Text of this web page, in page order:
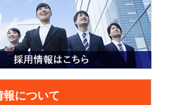
[坪数] 11坪
[賃料] @3,000 円/坪～
@8,000
円/坪
[募集階] 3階
@8,001
円/坪～
@12,000 円/坪
[募集階] 5階
[賃料]
相談
報について